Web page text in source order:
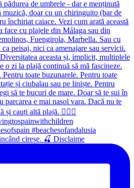
cireșe. 🍒 Disclaime